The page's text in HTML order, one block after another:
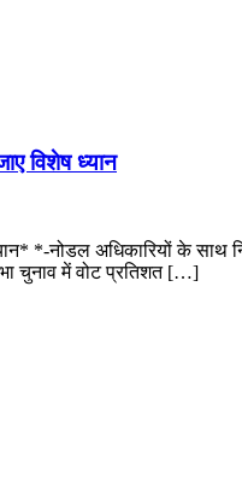
विशेष ध्यान
*-नोडल अधिकारियों के
चुनाव में वोट प्रतिशत […]